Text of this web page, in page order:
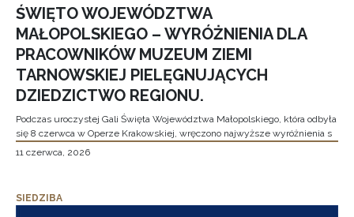
ŚWIĘTO WOJEWÓDZTWA
MAŁOPOLSKIEGO – WYRÓŻNIENIA DLA
PRACOWNIKÓW MUZEUM ZIEMI
TARNOWSKIEJ PIELĘGNUJĄCYCH
DZIEDZICTWO REGIONU.
Podczas uroczystej Gali Święta Województwa Małopolskiego, która odbyła
się 8 czerwca w Operze Krakowskiej, wręczono najwyższe wyróżnienia s
11 czerwca, 2026
SIEDZIBA